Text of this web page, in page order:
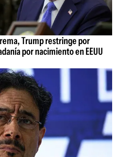
Trump restringe por
por nacimiento en EEUU